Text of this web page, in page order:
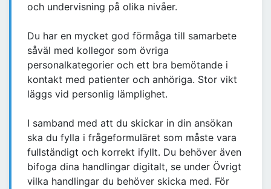
och undervisning på olika nivåer.
Du har en mycket god förmåga till samarbete
såväl med kollegor som övriga
personalkategorier och ett bra bemötande i
kontakt med patienter och anhöriga. Stor vikt
läggs vid personlig lämplighet.
I samband med att du skickar in din ansökan
ska du fylla i frågeformuläret som måste vara
fullständigt och korrekt ifyllt. Du behöver även
bifoga dina handlingar digitalt, se under Övrigt
vilka handlingar du behöver skicka med. För